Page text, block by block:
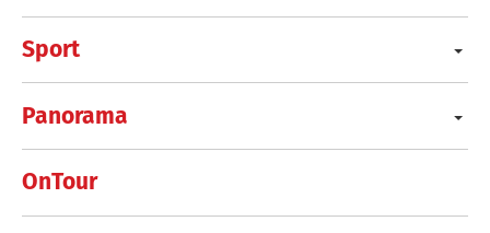
Sport
Panorama
OnTour